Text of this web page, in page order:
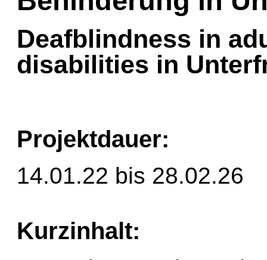
Deafblindness in
disabilities in
Projektdauer:
14.01.22 bis 28.02.26
Kurzinhalt: